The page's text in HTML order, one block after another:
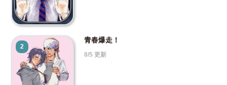
2
青春爆走！
8/5 更新